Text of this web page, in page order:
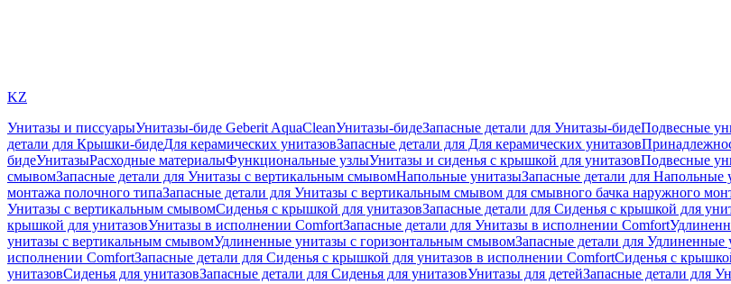
KZ
Унитазы и писсуарыУнитазы-биде Geberit AquaCleanУнитазы-бидеЗапасные детали для Унитазы-бидеПодвесные
детали для Крышки-бидеДля керамических унитазовЗапасные детали для Для керамических унитазов
бидеУнитазыРасходные материалыФункциональные узлыУнитазы и сиденья с крышкой для унитазовПодвесные
смывомЗапасные детали для Унитазы с вертикальным смывомНапольные унитазыЗапасные детали для Напольные
монтажа полочного типаЗапасные детали для Унитазы с вертикальным смывом для смывного бачка наружного
Унитазы с вертикальным смывомСиденья с крышкой для унитазовЗапасные детали для Сиденья с крышкой для
крышкой для унитазовУнитазы в исполнении ComfortЗапасные детали для Унитазы в исполнении Comfort
унитазы с вертикальным смывомУдлиненные унитазы с горизонтальным смывомЗапасные детали для
исполнении ComfortЗапасные детали для Сиденья с крышкой для унитазов в исполнении ComfortСиденья с
унитазовСиденья для унитазовЗапасные детали для Сиденья для унитазовУнитазы для детейЗапасные детали для